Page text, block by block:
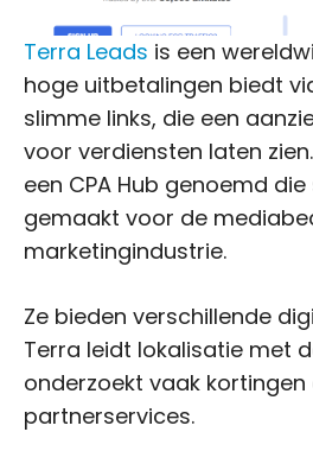
Terra Leads is een
hoge uitbetalingen biedt
slimme links, die een
voor verdiensten laten
een CPA Hub genoemd
gemaakt voor de
marketingindustrie.
Ze bieden verschillende
Terra leidt lokalisatie met
onderzoekt vaak kortingen
partnerservices.